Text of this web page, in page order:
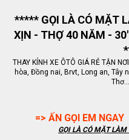
***** GỌI LÀ CÓ MẶT
XỊN - THỢ 40 NĂM -
THAY KÍNH XE ÔTÔ GIÁ RẺ TẬN
hòa, Đồng nai, Brvt, Long an, Tây
=> ẤN GỌI EM NGAY
GỌI LÀ CÓ MẶT LÀM